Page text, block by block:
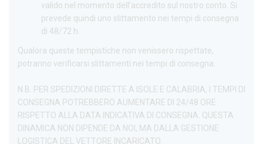
valido nel momento dell’accredito sul nostro conto. Si
prevede quindi uno slittamento nei tempi di consegna
di 48/72 h.
Qualora queste tempistiche non venissero rispettate,
potranno verificarsi slittamenti nei tempi di consegna.
N.B. PER SPEDIZIONI DIRETTE A ISOLE E CALABRIA, I TEMPI DI
CONSEGNA POTREBBERO AUMENTARE DI 24/48 ORE
RISPETTO ALLA DATA INDICATIVA DI CONSEGNA. QUESTA
DINAMICA NON DIPENDE DA NOI, MA DALLA GESTIONE
LOGISTICA DEL VETTORE INCARICATO.